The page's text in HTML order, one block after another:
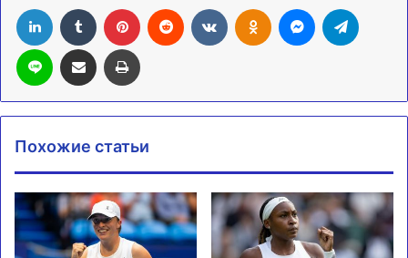
LinkedIn Tumblr Pinterest Reddit ВконтактеОдноклассники
Messenger
Line Поделиться через электронную почту Печатать
Похожие статьи